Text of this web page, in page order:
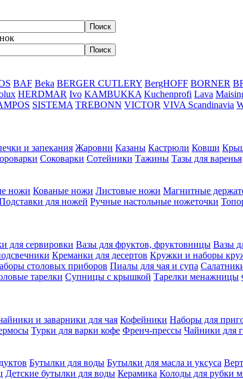
BAF Beka BERGER CUTLERY BergHOFF BORNER
HERDMAR Ivo KAMBUKKA Kuchenprofi Lava
SISTEMA TREBONN VICTOR VIVA Scandinavia
и запекания Жаровни Казаны Кастрюли Ковши
Соковарки Сотейники Тажины Тазы для варенья
ножи Кованые ножи Листовые ножи Магнитные
для ножей Ручные настольные ножеточки
для сервировки Вазы для фруктов, фруктовницы Вазы
Креманки для десертов Кружки и наборы
столовых приборов Пиалы для чая и супа
тарелки Супницы с крышкой Тарелки менажницы
и заварники для чая Кофейники Наборы для
Турки для варки кофе Френч-прессы Чайники для
Бутылки для воды Бутылки для масла и уксуса
Детские бутылки для воды Керамика Колоды для рубки